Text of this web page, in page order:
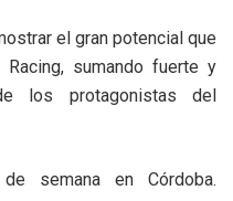
el gran potencial que
sumando fuerte y
los protagonistas del
semana en Córdoba.